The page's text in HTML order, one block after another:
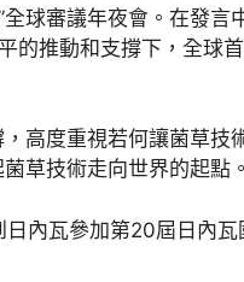
球審議年夜會。在發言
的推動和支撐下，全球
高度重視若何讓菌草技
草技術走向世界的起點。
內瓦參加第20屆日內